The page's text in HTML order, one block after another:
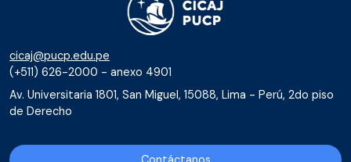
cicaj@pucp.edu.pe
(+511) 626-2000 - anexo 4901
Av. Universitaria 1801, San Miguel, 15088, Lima - Perú, 2do piso
de Derecho